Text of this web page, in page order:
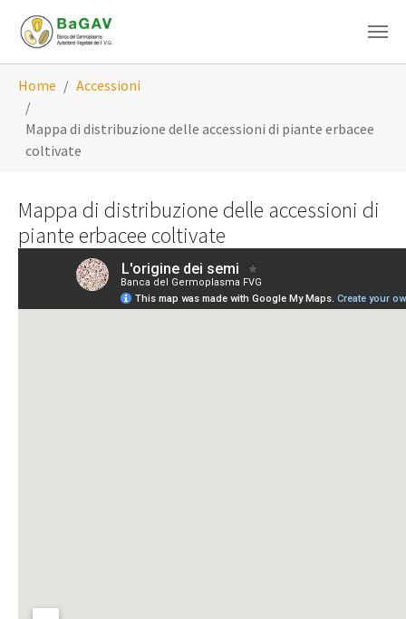
Skip to main content
Home Accessioni
Mappa di distribuzione delle accessioni di piante erbacee
coltivate
Mappa di distribuzione delle accessioni di
piante erbacee coltivate